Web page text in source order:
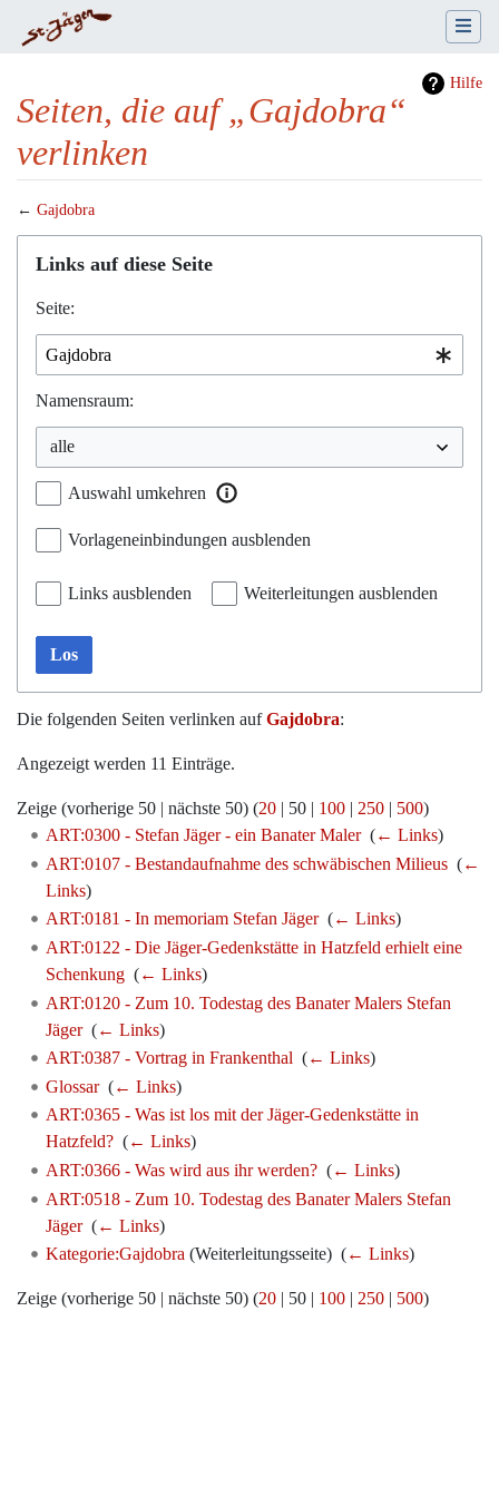
Hilfe
Seiten, die auf „Gajdobra“
verlinken
← Gajdobra
Wechseln zu:Navigation,Suche
Links auf diese Seite
Seite:
Namensraum:
Auswahl umkehren
Vorlageneinbindungen ausblenden
Links ausblenden Weiterleitungen ausblenden
Los
Die folgenden Seiten verlinken aufGajdobra:
Angezeigt werden 11 Einträge.
Zeige (vorherige 50 | nächste 50) (20 | 50 | 100 | 250 | 500)
ART:0300 - Stefan Jäger - ein Banater Maler‎ (← Links)
ART:0107 - Bestandaufnahme des schwäbischen Milieus‎ (←
Links)
ART:0181 - In memoriam Stefan Jäger‎ (← Links)
ART:0122 - Die Jäger-Gedenkstätte in Hatzfeld erhielt eine
Schenkung‎ (← Links)
ART:0120 - Zum 10. Todestag des Banater Malers Stefan
Jäger‎ (← Links)
ART:0387 - Vortrag in Frankenthal (← Links)
Glossar‎ (← Links)
ART:0365 - Was ist los mit der Jäger-Gedenkstätte in
Hatzfeld?‎ (← Links)
ART:0366 - Was wird aus ihr werden?‎ (← Links)
ART:0518 - Zum 10. Todestag des Banater Malers Stefan
Jäger‎ (← Links)
Kategorie:Gajdobra (Weiterleitungsseite) ‎ (← Links)
Zeige (vorherige 50 | nächste 50) (20 | 50 | 100 | 250 | 500)